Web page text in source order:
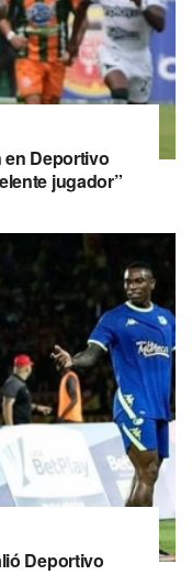
en Deportivo
jugador”
Deportivo